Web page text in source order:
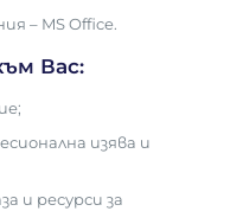
– MS Office.
Вас:
изява и
и ресурси за